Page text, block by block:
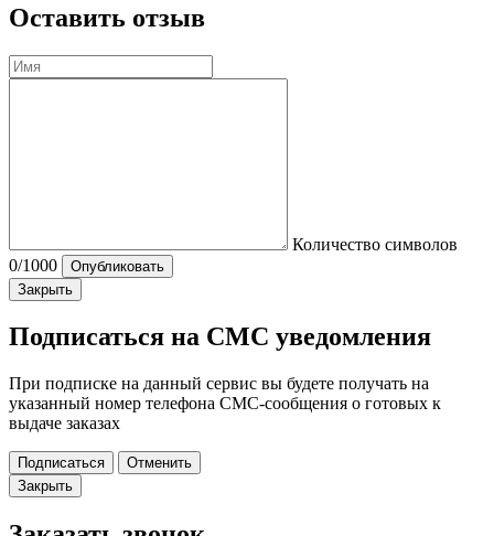
Оставить отзыв
Количество символов
0/1000
Опубликовать
Закрыть
Подписаться на СМС уведомления
При подписке на данный сервис вы будете получать на
указанный номер телефона СМС-сообщения о готовых к
выдаче заказах
Подписаться
Отменить
Закрыть